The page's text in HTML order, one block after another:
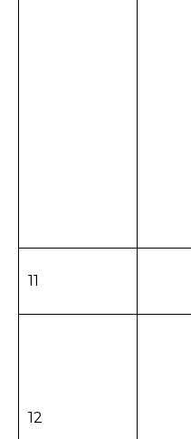
11
12